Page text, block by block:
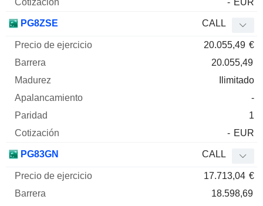
- EUR
PG8ZSE CALL
20.055,49 €
20.055,49
Ilimitado
-
1
- EUR
PG83GN CALL
17.713,04 €
18.598,69